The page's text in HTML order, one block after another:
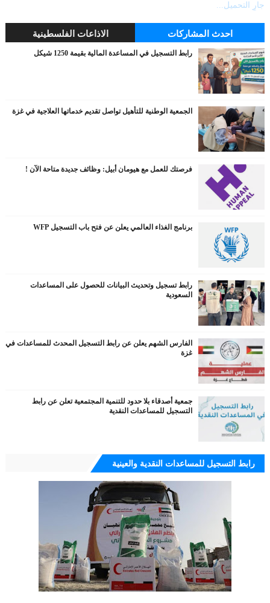
جارٍ التحميل...
احدث المشاركات الاذاعات الفلسطينية
رابط التسجيل في المساعدة المالية بقيمة 1250 شيكل
الجمعية الوطنية للتأهيل تواصل تقديم خدماتها العلاجية في غزة
فرصتك للعمل مع هيومان أبيل: وظائف جديدة متاحة الآن !
برنامج الغذاء العالمي يعلن عن فتح باب التسجيل WFP
رابط تسجيل وتحديث البيانات للحصول على المساعدات
السعودية
الفارس الشهم يعلن عن رابط التسجيل المحدث للمساعدات في
غزة
جمعية أصدقاء بلا حدود للتنمية المجتمعية تعلن عن رابط
التسجيل للمساعدات النقدية
رابط التسجيل للمساعدات النقدية والعينية